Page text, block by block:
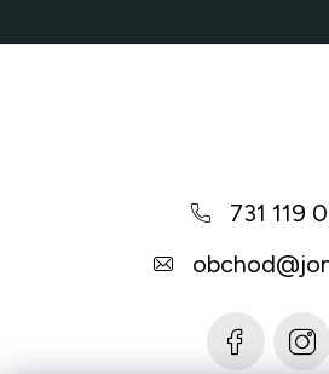
731 119
obchod@